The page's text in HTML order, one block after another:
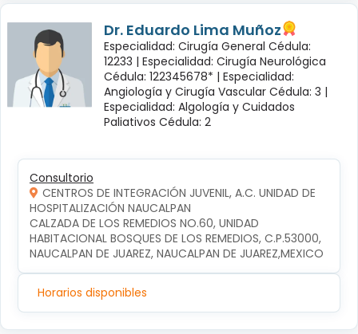
Dr. Eduardo Lima Muñoz
Especialidad: Cirugía General Cédula:
12233 | Especialidad: Cirugía Neurológica
Cédula: 122345678* | Especialidad:
Angiología y Cirugía Vascular Cédula: 3 |
Especialidad: Algología y Cuidados
Paliativos Cédula: 2
Consultorio
CENTROS DE INTEGRACIÓN JUVENIL, A.C. UNIDAD DE
HOSPITALIZACIÓN NAUCALPAN
CALZADA DE LOS REMEDIOS NO.60, UNIDAD
HABITACIONAL BOSQUES DE LOS REMEDIOS, C.P.53000,
NAUCALPAN DE JUAREZ, NAUCALPAN DE JUAREZ,MEXICO
Horarios disponibles